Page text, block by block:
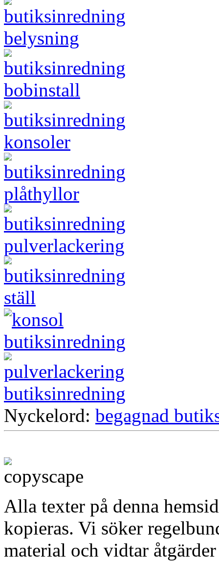
Nyckelord: begagnad
Alla texter på denna
kopieras. Vi söker
material och vidtar